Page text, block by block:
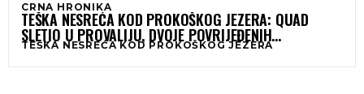
CRNA HRONIKA
TEŠKA NESREĆA KOD PROKOŠKOG JEZERA: QUAD
SLETIO U PROVALIJU, DVOJE POVRIJEĐENIH
SPAŠAVANO SAT VREMENA
TEŠKA NESREĆA KOD PROKOŠKOG JEZERA